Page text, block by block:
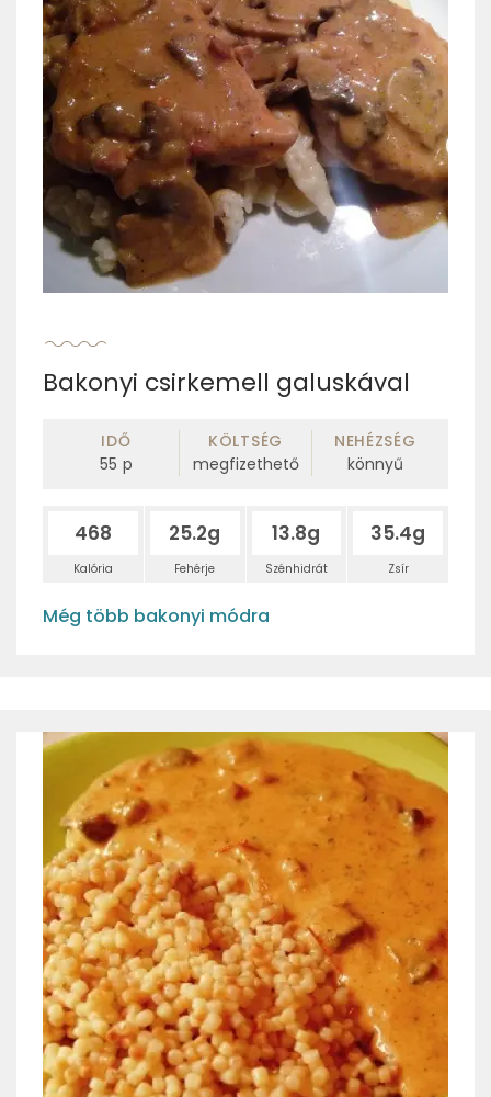
Bakonyi csirkemell galuskával
IDŐ
55 p
KÖLTSÉG
megfizethető
NEHÉZSÉG
könnyű
468
Kalória
25.2g
Fehérje
13.8g
Szénhidrát
35.4g
Zsír
Még több bakonyi módra